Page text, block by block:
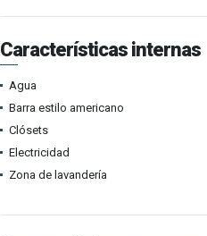
Características internas
Agua
Barra estilo americano
Clósets
Electricidad
Zona de lavandería